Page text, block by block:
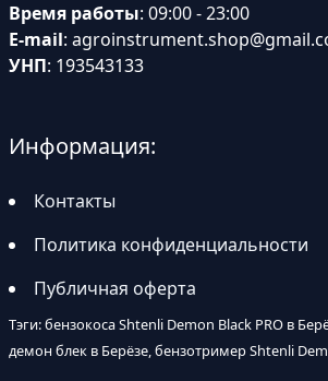
Время работы: 09:00 - 23:00
E-mail:
УНП: 193543133
Информация:
Контакты
Политика конфиденциальности
Публичная оферта
Тэги: бензокоса Shtenli Demon Black PRO в
демон блек в Берёзе, бензотример Shtenli